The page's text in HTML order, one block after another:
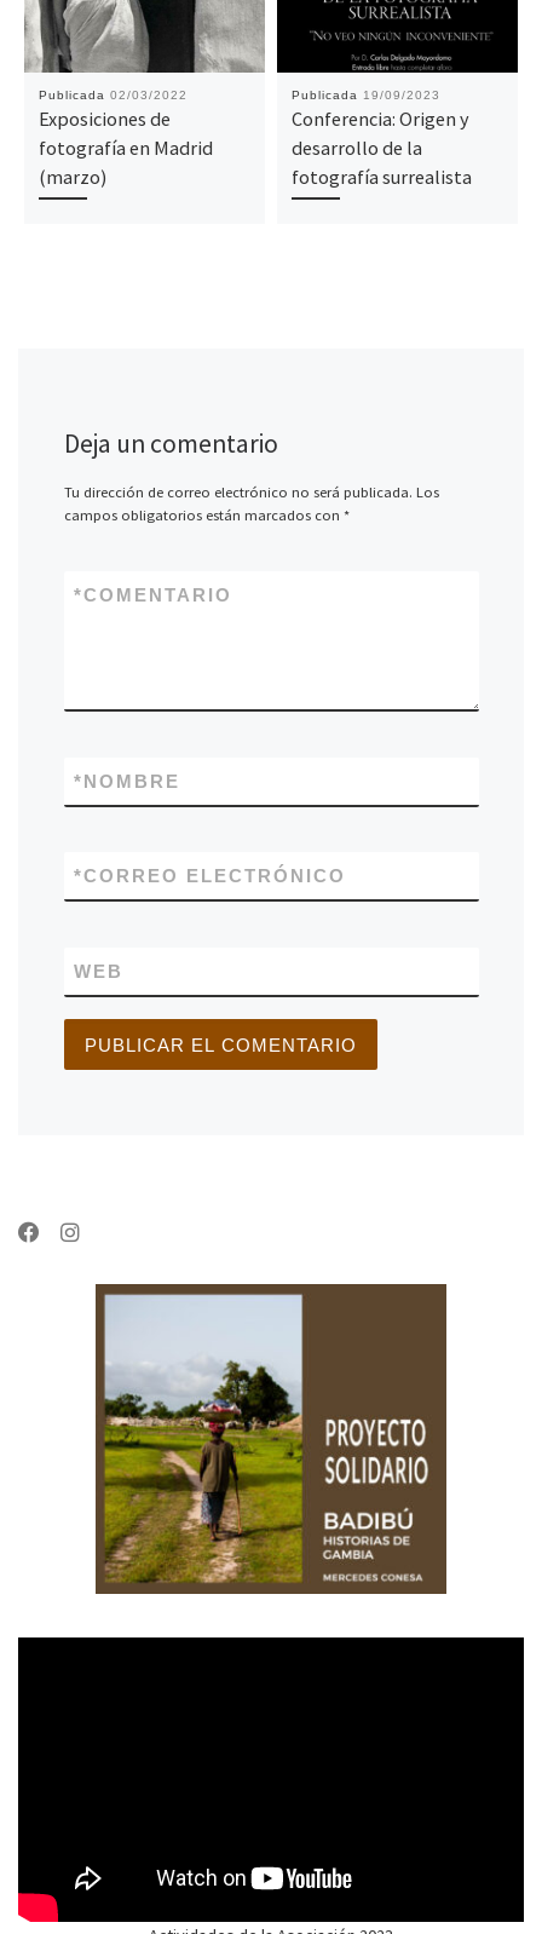
Publicada 02/03/2022
Exposiciones de
fotografía en Madrid
(marzo)
Publicada 19/09/2023
Conferencia: Origen y
desarrollo de la
fotografía surrealista
Deja un comentario
Tu dirección de correo electrónico no será publicada. Los
campos obligatorios están marcados con *
COMENTARIO
*
NOMBRE
*
CORREO ELECTRÓNICO
*
WEB